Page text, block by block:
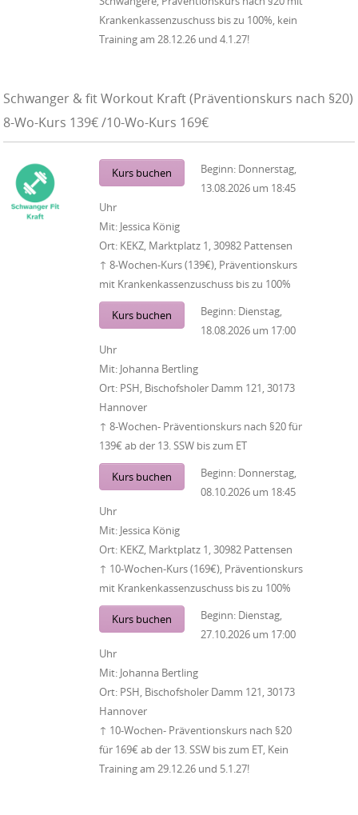
Krankenkassenzuschuss bis zu 100%, kein
Training am 28.12.26 und 4.1.27!
Schwanger & fit Workout Kraft (Präventionskurs nach §20)
8-Wo-Kurs 139€ /10-Wo-Kurs 169€
Kurs buchen Beginn: Donnerstag,
13.08.2026 um 18:45
Uhr
Mit: Jessica König
Ort: KEKZ, Marktplatz 1, 30982 Pattensen
↑ 8-Wochen-Kurs (139€), Präventionskurs
mit Krankenkassenzuschuss bis zu 100%
Kurs buchen Beginn: Dienstag,
18.08.2026 um 17:00
Uhr
Mit: Johanna Bertling
Ort: PSH, Bischofsholer Damm 121, 30173
Hannover
↑ 8-Wochen- Präventionskurs nach §20 für
139€ ab der 13. SSW bis zum ET
Kurs buchen Beginn: Donnerstag,
08.10.2026 um 18:45
Uhr
Mit: Jessica König
Ort: KEKZ, Marktplatz 1, 30982 Pattensen
↑ 10-Wochen-Kurs (169€), Präventionskurs
mit Krankenkassenzuschuss bis zu 100%
Kurs buchen Beginn: Dienstag,
27.10.2026 um 17:00
Uhr
Mit: Johanna Bertling
Ort: PSH, Bischofsholer Damm 121, 30173
Hannover
↑ 10-Wochen- Präventionskurs nach §20
für 169€ ab der 13. SSW bis zum ET, Kein
Training am 29.12.26 und 5.1.27!